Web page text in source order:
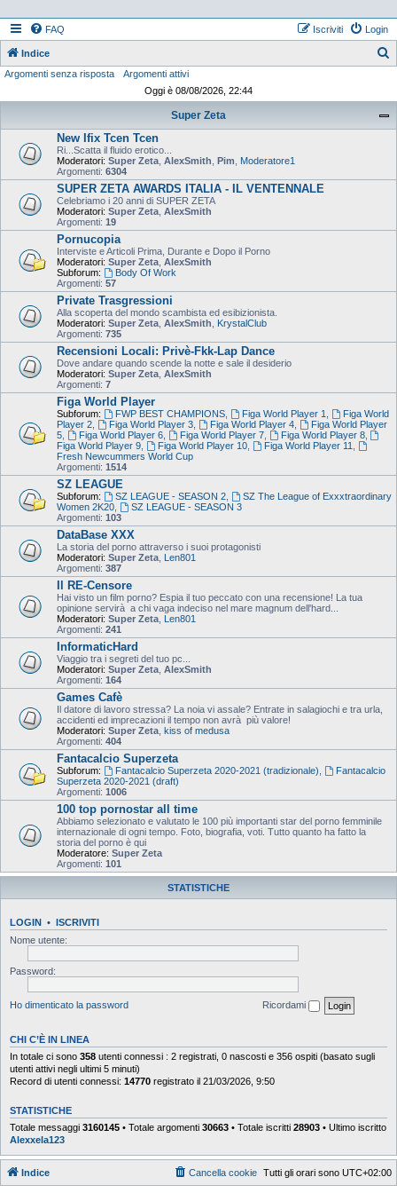
FAQ Login
Iscriviti
Indice
Argomenti senza risposta
Argomenti attivi
Oggi è 08/08/2026, 22:44
Super Zeta
New Ifix Tcen Tcen
Ri...Scatta il fluido erotico...
Moderatori: Super Zeta AlexSmith Pim
Moderatore1
Argomenti: 6304
SUPER ZETA AWARDS ITALIA - IL VENTENNALE
Celebriamo i 20 anni di SUPER ZETA
Moderatori: Super Zeta AlexSmith
Argomenti: 19
Pornucopia
Interviste e Articoli Prima, Durante e Dopo il Porno
Moderatori: Super Zeta AlexSmith
Subforum:
Body Of Work
Argomenti: 57
Private Trasgressioni
Alla scoperta del mondo scambista ed esibizionista.
Moderatori: Super Zeta AlexSmith
KrystalClub
Argomenti: 735
Recensioni Locali: Privè-Fkk-Lap Dance
Dove andare quando scende la notte e sale il desiderio
Moderatori: Super Zeta AlexSmith
Argomenti: 7
Figa World Player
Subforum: FWP BEST CHAMPIONS, Figa World Player 1
Figa World
Player 2
Figa World Player 3, Figa World Player 4,
Figa World Player
5
Figa World Player 6, Figa World Player 7, Figa World Player 8,
Figa World Player 9
Figa World Player 10, Figa World Player 11
Fresh Newcummers World Cup
Argomenti: 1514
SZ LEAGUE
Subforum: SZ LEAGUE - SEASON 2,
SZ The League of Exxxtraordinary
Women 2K20
SZ LEAGUE - SEASON 3
Argomenti: 103
DataBase XXX
La storia del porno attraverso i suoi protagonisti
Moderatori: Super Zeta Len801
Argomenti: 387
Il RE-Censore
Hai visto un film porno? Espia il tuo peccato con una recensione! La tua
opinione servirà a chi vaga indeciso nel mare magnum dell'hard...
Moderatori: Super Zeta Len801
Argomenti: 241
InformaticHard
Viaggio tra i segreti del tuo pc...
Moderatori: Super Zeta AlexSmith
Argomenti: 164
Games Cafè
Il datore di lavoro stressa? La noia vi assale? Entrate in salagiochi e tra urla,
accidenti ed imprecazioni il tempo non avrà più valore!
Moderatori: Super Zeta kiss of medusa
Argomenti: 404
Fantacalcio Superzeta
Subforum: Fantacalcio Superzeta 2020-2021 (tradizionale)
Fantacalcio
Superzeta 2020-2021 (draft)
Argomenti: 1006
100 top pornostar all time
Abbiamo selezionato e valutato le 100 più importanti star del porno femminile
internazionale di ogni tempo. Foto, biografia, voti. Tutto quanto ha fatto la
storia del porno è qui
Moderatore: Super Zeta
Argomenti: 101
STATISTICHE
LOGIN • ISCRIVITI
Nome utente:
Password:
Ho dimenticato la password Ricordami
CHI C’È IN LINEA
In totale ci sono 358 utenti connessi : 2 registrati, 0 nascosti e 356 ospiti (basato sugli
utenti attivi negli ultimi 5 minuti)
Record di utenti connessi: 14770 registrato il 21/03/2026, 9:50
STATISTICHE
Totale messaggi 3160145 • Totale argomenti 30663 • Totale iscritti 28903 • Ultimo iscritto
Alexxela123
Indice Tutti gli orari sono UTC+02:00
Cancella cookie